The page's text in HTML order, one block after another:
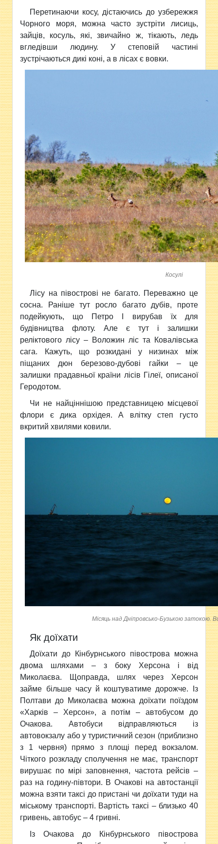
Перетинаючи косу, дістаючись до узбережжя
Чорного моря, можна часто зустріти лисиць,
зайців, косуль, які, звичайно ж, тікають, ледь
вгледівши людину. У степовій частині
зустрічаються дикі коні, а в лісах є вовки.
Косулі
Лісу на півострові не багато. Переважно це
сосна. Раніше тут росло багато дубів, проте
подейкують, що Петро І вирубав їх для
будівництва флоту. Але є тут і залишки
реліктового лісу – Воложин ліс та Ковалівська
сага. Кажуть, що розкидані у низинах між
піщаних дюн березово-дубові гайки – це
залишки прадавньої країни лісів Гілеї, описаної
Геродотом.
Чи не найціннішою представницею місцевої
флори є дика орхідея. А влітку степ густо
вкритий хвилями ковили.
Місяць над Дніпровсько-Бузькою затокою.
Як доїхати
Доїхати до Кінбурнського півострова можна
двома шляхами – з боку Херсона і від
Миколаєва. Щоправда, шлях через Херсон
займе більше часу й коштуватиме дорожче. Із
Полтави до Миколаєва можна доїхати поїздом
«Харків – Херсон», а потім – автобусом до
Очакова. Автобуси відправляються із
автовокзалу або у туристичний сезон (приблизно
з 1 червня) прямо з площі перед вокзалом.
Чіткого розкладу сполучення не має, транспорт
вирушає по мірі заповнення, частота рейсів –
раз на годину-півтори. В Очакові на автостанції
можна взяти таксі до пристані чи доїхати туди на
міському транспорті. Вартість таксі – близько 40
гривень, автобус – 4 гривні.
Із Очакова до Кінбурнського півострова